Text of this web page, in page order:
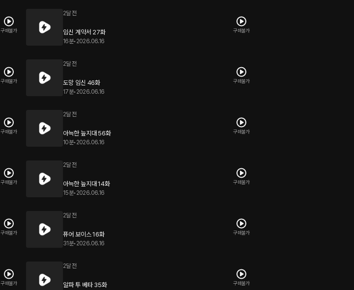
구매불가
2달 전
임신 계약서 27화
16분• 2026.06.16
구매불가
구매불가
2달 전
도망 임신 46화
17분• 2026.06.16
구매불가
구매불가
2달 전
아늑한 늪지대 56화
10분• 2026.06.16
구매불가
구매불가
2달 전
아늑한 늪지대 14화
15분• 2026.06.16
구매불가
구매불가
2달 전
퓨어 보이스 16화
31분• 2026.06.16
구매불가
구매불가
2달 전
알파 투 베타 35화 구매불가